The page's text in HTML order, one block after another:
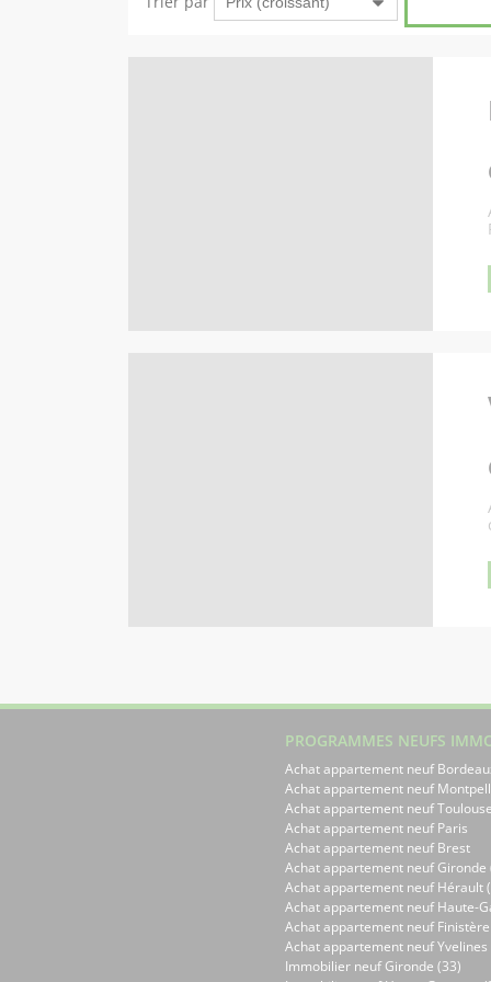
PROGRAMMES NEUFS
Achat appartement neuf
Achat appartement neuf
Achat appartement neuf Toulouse
Achat appartement neuf Paris
Achat appartement neuf Brest
Achat appartement neuf Gironde
Achat appartement neuf Hérault
Achat appartement neuf Haute-
Achat appartement neuf
Achat appartement neuf Yvelines
Immobilier neuf Gironde (33)